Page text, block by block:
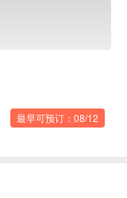
最早可预订：08/12